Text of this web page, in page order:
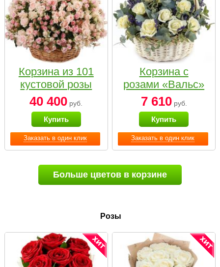
Заказать в один клик
Корзина из 101
кустовой розы
нежных тонов
40 400 руб.
Купить
Заказать в один клик
Корзина с
розами «Вальс»
7 610руб.
Купить
Больше цветов в корзине
Розы